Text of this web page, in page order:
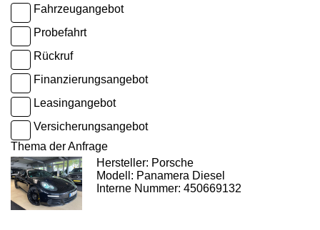
Fahrzeugangebot
Probefahrt
Rückruf
Finanzierungsangebot
Leasingangebot
Versicherungsangebot
Thema der Anfrage
Hersteller: Porsche
Modell: Panamera Diesel
Interne Nummer: 450669132